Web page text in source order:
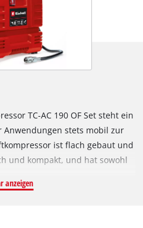
TC-AC 190 OF Set steht ein
Anwendungen stets mobil zur
ist flach gebaut und
und kompakt, und hat sowohl
Auto als „Backup“ seinen
anzeigen